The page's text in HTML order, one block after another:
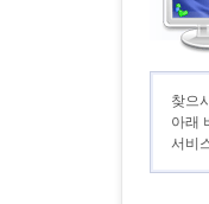
찾으
아래
서비